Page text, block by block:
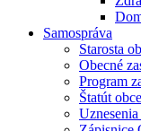
Samospráva
Starosta
Obecné
Program
Štatút